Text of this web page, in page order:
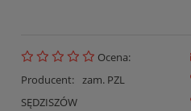
Ocena:
Producent: zam. PZL
SĘDZISZÓW